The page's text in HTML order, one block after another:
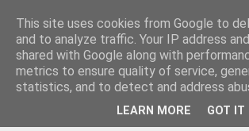
This site uses cookies from Google to
and to analyze traffic. Your IP address
shared with Google along with
metrics to ensure quality of service,
statistics, and to detect and address
LEARN MORE GOT IT